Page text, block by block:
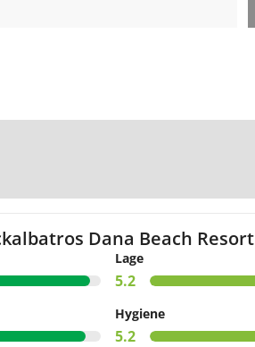
Dana Beach Resort
Lage
5.2
Hygiene
5.2